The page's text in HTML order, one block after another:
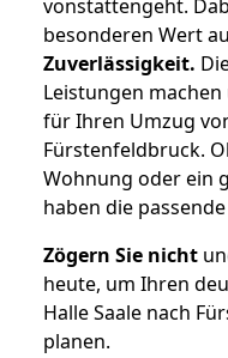
vonstattengeht.
besonderen Wert
Zuverlässigkeit.
Leistungen
für Ihren Umzug
Fürstenfeldbruck.
Wohnung oder ein
haben die
Zögern Sie nicht
heute, um Ihren
Halle Saale nach
planen.